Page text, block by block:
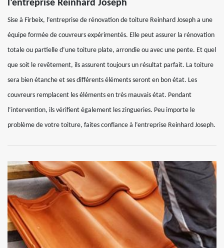
l’entreprise Reinhard Joseph
Sise à Firbeix, l’entreprise de rénovation de toiture Reinhard Joseph a une
équipe formée de couvreurs expérimentés. Elle peut assurer la rénovation
totale ou partielle d’une toiture plate, arrondie ou avec une pente. Et quel
que soit le revêtement, ils assurent toujours un résultat parfait. La toiture
sera bien étanche et ses différents éléments seront en bon état. Les
couvreurs remplacent les éléments en très mauvais état. Pendant
l’intervention, ils vérifient également les zingueries. Peu importe le
problème de votre toiture, faites confiance à l’entreprise Reinhard Joseph.